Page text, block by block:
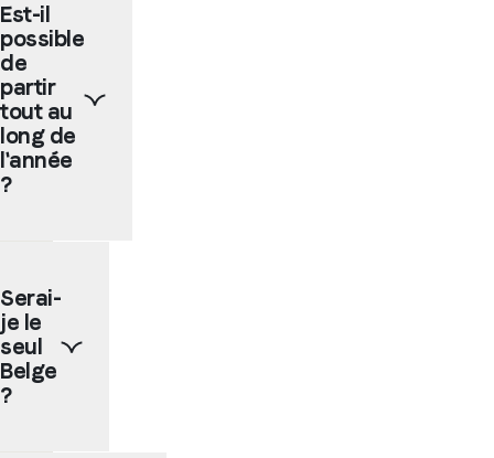
Est-il
possible
de
partir
tout au
long de
l'année
?
écoles
partenaires
permettent
de
faire
Serai-
je le
seul
Belge
?